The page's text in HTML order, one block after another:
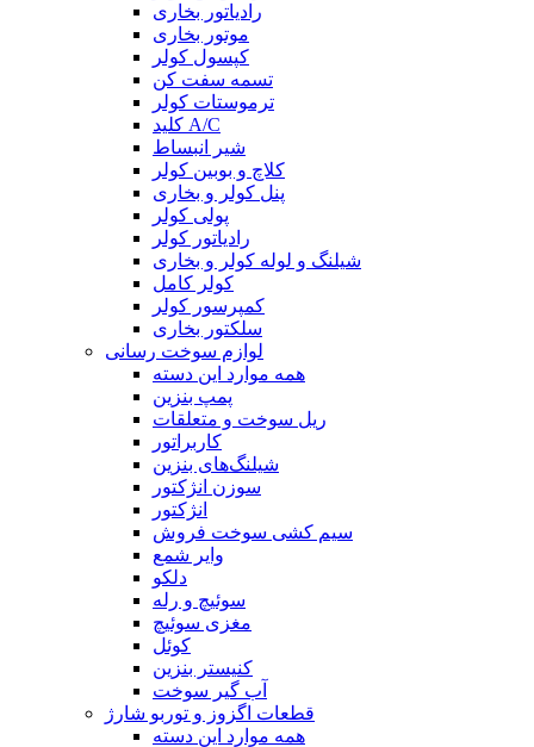
رادیاتور بخاری
موتور بخاری
کپسول کولر
تسمه سفت کن
ترموستات کولر
کلید A/C
شیر انبساط
کلاچ و بوبین کولر
پنل کولر و بخاری
پولی کولر
رادیاتور کولر
شیلنگ‌ و لوله کولر و بخاری
کولر کامل
کمپرسور کولر
سلکتور بخاری
لوازم سوخت رسانی
همه موارد این دسته
پمپ بنزین
ریل سوخت و متعلقات
کاربراتور
شیلنگ‌های بنزین
سوزن انژکتور
انژکتور
سیم کشی سوخت فروش
وایر شمع
دلکو
سوئیچ و رله
مغزی سوئیچ
کوئل
کنیستر بنزین
آب گیر سوخت
قطعات اگزوز و توربو شارژ
همه موارد این دسته